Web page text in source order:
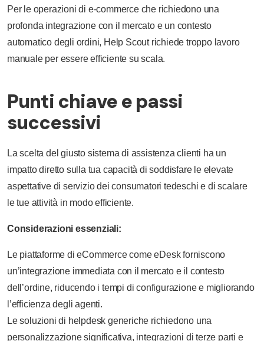
Per le operazioni di e-commerce che richiedono una
profonda integrazione con il mercato e un contesto
automatico degli ordini, Help Scout richiede troppo lavoro
manuale per essere efficiente su scala.
Punti chiave e passi
successivi
La scelta del giusto sistema di assistenza clienti ha un
impatto diretto sulla tua capacità di soddisfare le elevate
aspettative di servizio dei consumatori tedeschi e di scalare
le tue attività in modo efficiente.
Considerazioni essenziali:
Le piattaforme di eCommerce come eDesk forniscono
un’integrazione immediata con il mercato e il contesto
dell’ordine, riducendo i tempi di configurazione e migliorando
l’efficienza degli agenti.
Le soluzioni di helpdesk generiche richiedono una
personalizzazione significativa, integrazioni di terze parti e